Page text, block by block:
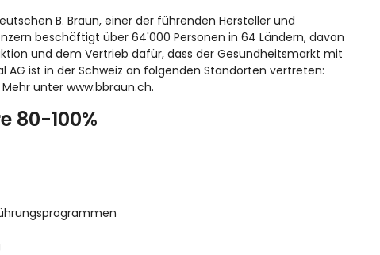
B. Braun, einer der führenden Hersteller und
beschäftigt über 64'000 Personen in 64 Ländern, davon
und dem Vertrieb dafür, dass der Gesundheitsmarkt mit
AG ist in der Schweiz an folgenden Standorten vertreten:
unter www.bbraun.ch.
80-100%